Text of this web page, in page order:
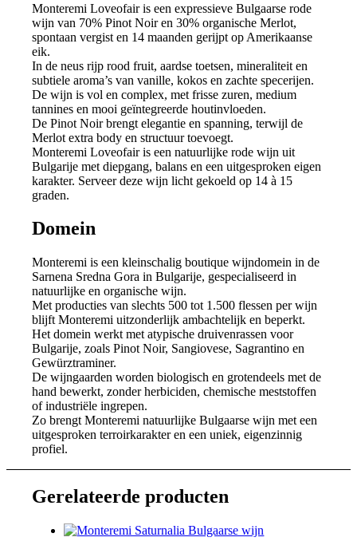
Monteremi Loveofair is een expressieve Bulgaarse rode
wijn van 70% Pinot Noir en 30% organische Merlot,
spontaan vergist en 14 maanden gerijpt op Amerikaanse
eik.
In de neus rijp rood fruit, aardse toetsen, mineraliteit en
subtiele aroma’s van vanille, kokos en zachte specerijen.
De wijn is vol en complex, met frisse zuren, medium
tannines en mooi geïntegreerde houtinvloeden.
De Pinot Noir brengt elegantie en spanning, terwijl de
Merlot extra body en structuur toevoegt.
Monteremi Loveofair is een natuurlijke rode wijn uit
Bulgarije met diepgang, balans en een uitgesproken eigen
karakter. Serveer deze wijn licht gekoeld op 14 à 15
graden.
Domein
Monteremi is een kleinschalig boutique wijndomein in de
Sarnena Sredna Gora in Bulgarije, gespecialiseerd in
natuurlijke en organische wijn.
Met producties van slechts 500 tot 1.500 flessen per wijn
blijft Monteremi uitzonderlijk ambachtelijk en beperkt.
Het domein werkt met atypische druivenrassen voor
Bulgarije, zoals Pinot Noir, Sangiovese, Sagrantino en
Gewürztraminer.
De wijngaarden worden biologisch en grotendeels met de
hand bewerkt, zonder herbiciden, chemische meststoffen
of industriële ingrepen.
Zo brengt Monteremi natuurlijke Bulgaarse wijn met een
uitgesproken terroirkarakter en een uniek, eigenzinnig
profiel.
Gerelateerde producten